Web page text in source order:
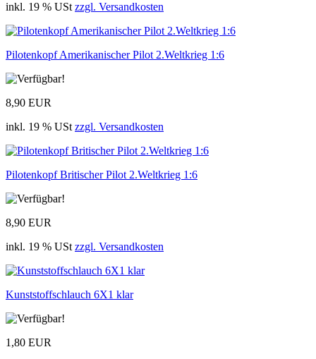
inkl. 19 % USt zzgl. Versandkosten
Pilotenkopf Amerikanischer Pilot 2.Weltkrieg 1:6
8,90 EUR
inkl. 19 % USt zzgl. Versandkosten
Pilotenkopf Britischer Pilot 2.Weltkrieg 1:6
8,90 EUR
inkl. 19 % USt zzgl. Versandkosten
Kunststoffschlauch 6X1 klar
1,80 EUR